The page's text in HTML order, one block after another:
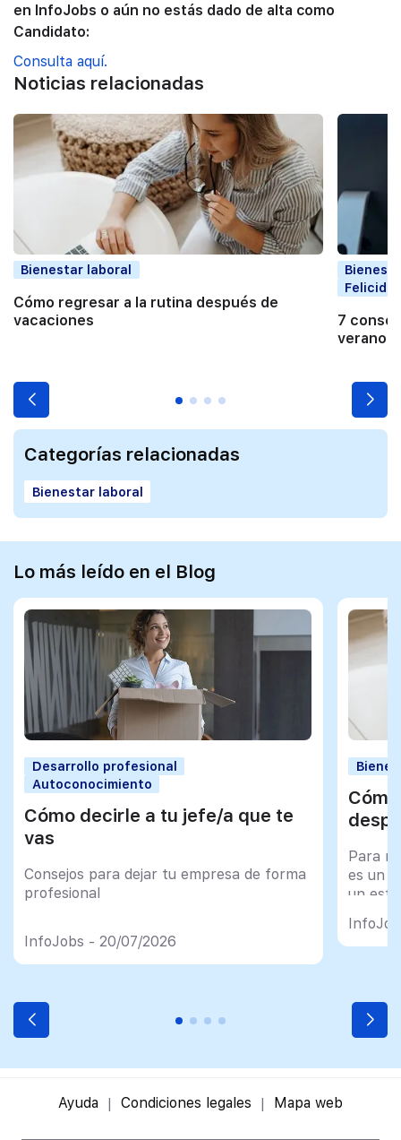
en InfoJobs o aún no estás dado de alta como
Candidato:
Consulta aquí.
Noticias relacionadas
Bienestar laboral
Cómo regresar a la rutina después de
vacaciones
7
verano
Categorías relacionadas
Bienestar laboral
Lo más leído en el Blog
Desarrollo profesional
Autoconocimiento
Cómo decirle a tu jefe/a que te
vas
Consejos para dejar tu empresa de forma
profesional
InfoJobs - 20/07/2026
Para
es un
un
Ayuda Condiciones legales Mapa web